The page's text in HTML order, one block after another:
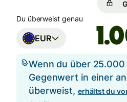
Du überweist genau
EUR
Wenn du über 25.000
Gegenwert in einer
überweist, erhältst du